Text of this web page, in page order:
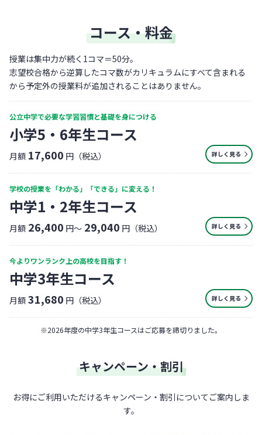
コース・料金
授業は集中力が続く1コマ＝50分。
志望校合格から逆算したコマ数がカリキュラムにすべて含まれる
から予定外の授業料が追加されることはありません。
公立中学で必要な学習習慣と基礎を身につける
小学5・6年生コース
月額 17,600 円（税込） 詳しく見る
学校の授業を「わかる」「できる」に変える！
中学1・2年生コース
月額 26,400 円〜 29,040 円（税込） 詳しく見る
今よりワンランク上の高校を目指す！
中学3年生コース
月額 31,680 円（税込） 詳しく見る
※2026年度の中学3年生コースはご応募を締切りました。
キャンペーン・割引
お得にご利用いただけるキャンペーン・割引についてご案内しま
す。